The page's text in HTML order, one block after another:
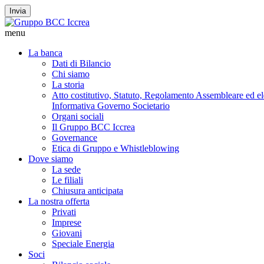
Invia
menu
La banca
Dati di Bilancio
Chi siamo
La storia
Atto costitutivo, Statuto, Regolamento Assembleare ed
Informativa Governo Societario
Organi sociali
Il Gruppo BCC Iccrea
Governance
Etica di Gruppo e Whistleblowing
Dove siamo
La sede
Le filiali
Chiusura anticipata
La nostra offerta
Privati
Imprese
Giovani
Speciale Energia
Soci